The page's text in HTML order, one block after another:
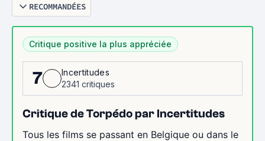
RECOMMANDÉES
Critique positive la plus appréciée
7
Incertitudes
2341 critiques
Critique de Torpédo par Incertitudes
Tous les films se passant en Belgique ou dans le